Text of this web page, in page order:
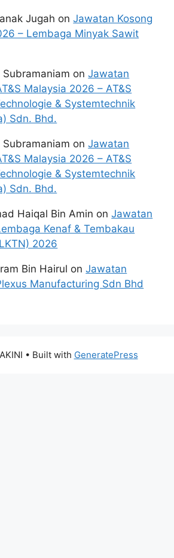
Jugah onJawatan Kosong
– Lembaga Minyak Sawit
Subramaniam onJawatan
Malaysia 2026 – AT&S
& Systemtechnik
Sdn. Bhd.
Subramaniam onJawatan
Malaysia 2026 – AT&S
& Systemtechnik
Sdn. Bhd.
Haiqal Bin Amin onJawatan
Kenaf & Tembakau
2026
Bin Hairul onJawatan
Manufacturing Sdn Bhd
• Built with GeneratePress